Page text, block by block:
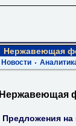
Нержавеющая
Новости
Нержавеющая
Предложения на